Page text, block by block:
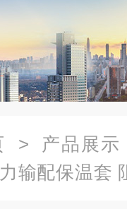
> 产品展示
输配保温套